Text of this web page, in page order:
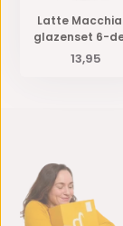
Latte
glazenset 6-
13,95